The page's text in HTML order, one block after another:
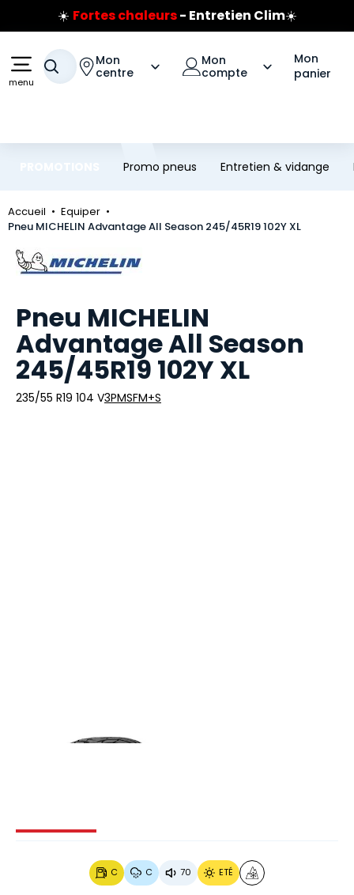
Aller au contenu principal
Aller à la navigation
☀️ Fortes chaleurs- Entretien Clim☀️
Prix coûtant pneus Bridgestone
Jusqu'à 120€ remboursés sur les pneus Bridgestone
menu
Votre recherche
Mon
centre
Mon
compte
Mon
panier
Promo pneus Entretien & vidange
Accueil
Equiper
Pneu MICHELIN Advantage All Season 245/45R19 102Y XL
Marque
Pneu MICHELIN
Advantage All Season
245/45R19 102Y XL
235/55 R19 104 V3PMSFM+S
Image 1 sur 5
C C 70 ETÉ